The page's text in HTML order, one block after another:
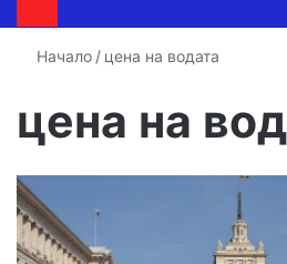
Начало / цена на водата
цена на